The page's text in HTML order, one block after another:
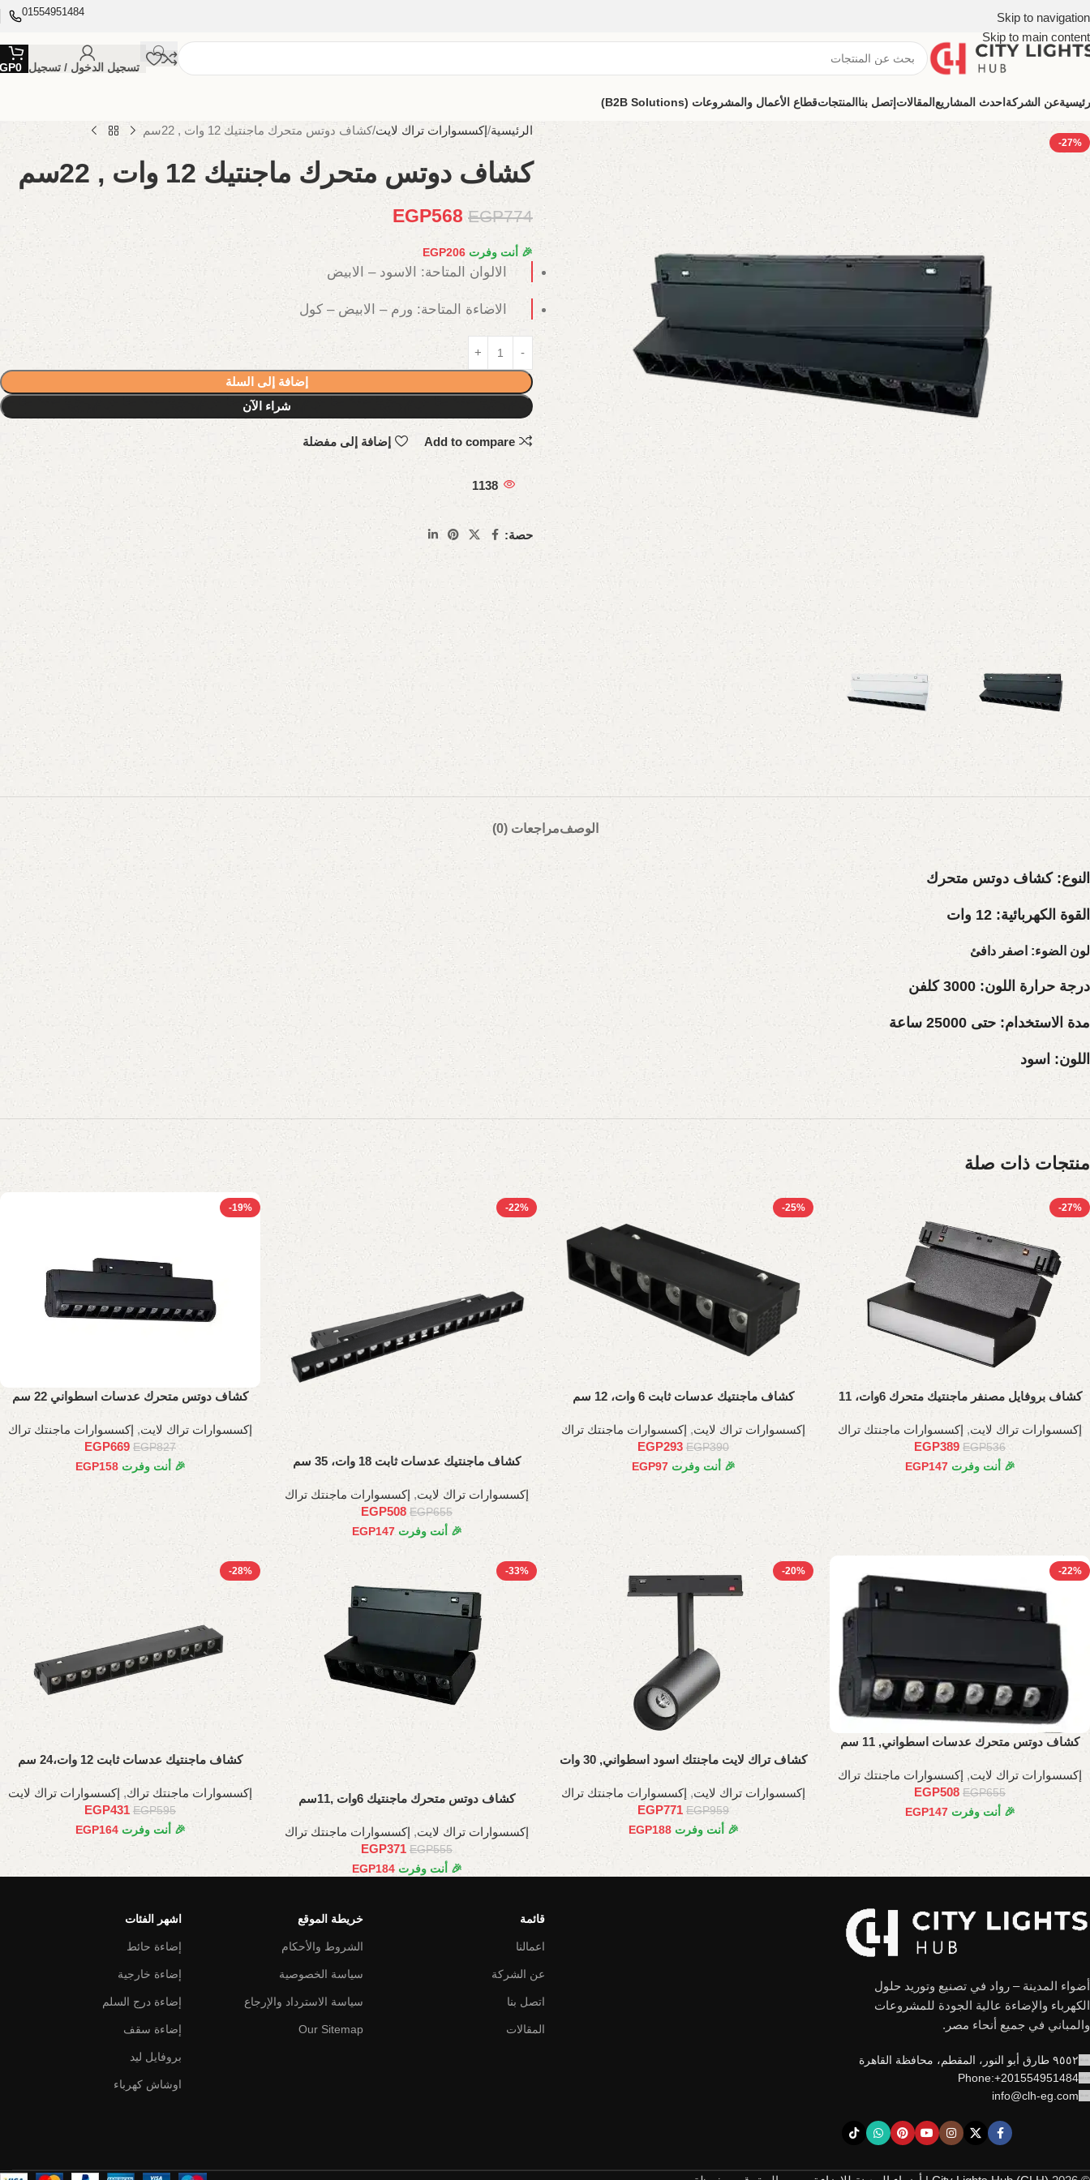
Skip to navigation
Skip to main content
01554951484
تسجيل الدخول / تسجيل 0
عن الشركة احدث المشاريع المقالات إتصل بنا المنتجاتقطاع الأعمال والمشروعات (B2B Solutions)
-27%
الرئيسية إكسسوارات تراك لايت كشاف دوتس متحرك ماجنتيك 12 وات , 22سم
كشاف دوتس متحرك ماجنتيك 12 وات , 22سم
EGP774
EGP568
🎉 أنت وفرت EGP206
الالوان المتاحة: الاسود – الابيض
الاضاءة المتاحة: ورم – الابيض – كول
إضافة إلى السلة
شراء الآن
Add to compare إضافة إلى مفضلة
1138
حصة:
الوصفمراجعات (0)
النوع: كشاف دوتس متحرك
القوة الكهربائية:
لون الضوء: اصفر دافئ
درجة حرارة اللون: 3000 كلفن
مدة الاستخدام: حتى 25000 ساعة
اللون: اسود
منتجات ذات صلة
-27%
كشاف بروفايل مصنفر ماجنتيك متحرك 6وات، 11
إكسسوارات تراك لايت, إكسسوارات ماجنتك تراك
EGP536
EGP389
🎉 أنت وفرت EGP147
-25%
كشاف ماجنتيك عدسات ثابت 6 وات، 12 سم
إكسسوارات تراك لايت, إكسسوارات ماجنتك تراك
EGP390
EGP293
🎉 أنت وفرت EGP97
-22%
كشاف ماجنتيك عدسات ثابت 18 وات، 35 سم
إكسسوارات تراك لايت, إكسسوارات ماجنتك تراك
EGP655
EGP508
🎉 أنت وفرت EGP147
-19%
كشاف دوتس متحرك عدسات اسطواني 22 سم
إكسسوارات تراك لايت, إكسسوارات ماجنتك تراك
EGP827
EGP669
🎉 أنت وفرت EGP158
-22%
كشاف دوتس متحرك عدسات اسطواني, 11 سم
إكسسوارات تراك لايت, إكسسوارات ماجنتك تراك
EGP655
EGP508
🎉 أنت وفرت EGP147
-20%
كشاف تراك لايت ماجنتك اسود اسطواني, 30 وات
إكسسوارات تراك لايت, إكسسوارات ماجنتك تراك
EGP959
EGP771
🎉 أنت وفرت EGP188
-33%
كشاف دوتس متحرك ماجنتيك 6وات ,11سم
إكسسوارات تراك لايت, إكسسوارات ماجنتك تراك
EGP555
EGP371
🎉 أنت وفرت EGP184
-28%
كشاف ماجنتيك عدسات ثابت 12 وات،24 سم
إكسسوارات ماجنتك تراك, إكسسوارات تراك لايت
EGP595
EGP431
🎉 أنت وفرت EGP164
أضواء المدينة – رواد في تصنيع وتوريد حلول
الكهرباء والإضاءة عالية الجودة للمشروعات
والمباني في جميع أنحاء مصر.
٩٥٥٢ طارق أبو النور، المقطم، محافظة القاهرة
Phone:+201554951484
info@clh-eg.com
قائمة
اعمالنا
عن الشركة
اتصل بنا
المقالات
خريطة الموقع
الشروط والأحكام
سياسة الخصوصية
سياسة الاسترداد والإرجاع
Our Sitemap
اشهر الفئات
إضاءة حائط
إضاءة خارجية
إضاءة درج السلم
إضاءة سقف
بروفايل ليد
اوشاش كهرباء